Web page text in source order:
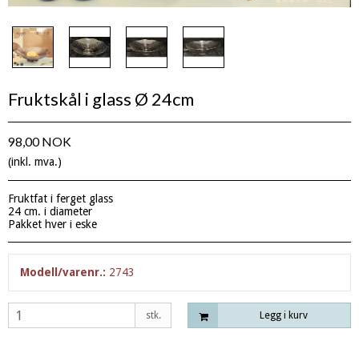
Fruktskål i glass Ø 24cm
98,00 NOK
(inkl. mva.)
Fruktfat i ferget glass
24 cm. i diameter
Pakket hver i eske
Modell/varenr.: 2743
stk. Legg i kurv